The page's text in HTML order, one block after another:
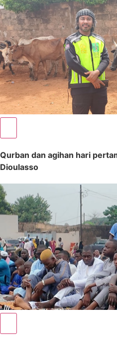
Qurban dan agihan hari
Dioulasso